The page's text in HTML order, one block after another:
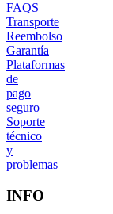
FAQS
Transporte
Reembolso
Garantía
Plataformas
de
pago
seguro
Soporte
técnico
y
problemas
INFO